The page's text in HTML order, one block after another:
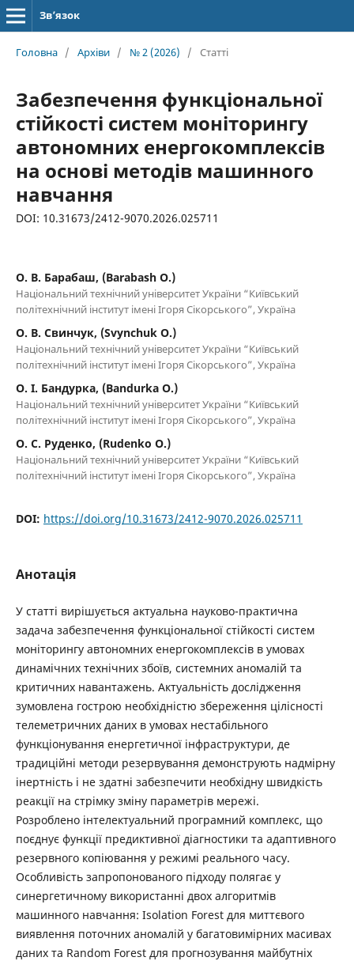
Зв’язок
Головна / Архіви / № 2 (2026) / Статті
Забезпечення функціональної
стійкості систем моніторингу
автономних енергокомплексів
на основі методів машинного
навчання
DOI: 10.31673/2412-9070.2026.025711
О. В. Барабаш, (Barabash O.)
Національний технічний університет України “Київський
політехнічний інститут імені Ігоря Сікорського”, Україна
О. В. Свинчук, (Svynchuk O.)
Національний технічний університет України “Київський
політехнічний інститут імені Ігоря Сікорського”, Україна
О. І. Бандурка, (Bandurka O.)
Національний технічний університет України “Київський
політехнічний інститут імені Ігоря Сікорського”, Україна
О. С. Руденко, (Rudenko O.)
Національний технічний університет України “Київський
політехнічний інститут імені Ігоря Сікорського”, Україна
DOI: https://doi.org/10.31673/2412-9070.2026.025711
Анотація
У статті вирішується актуальна науково-практична
задача забезпечення функціональної стійкості систем
моніторингу автономних енергокомплексів в умовах
динамічних технічних збоїв, системних аномалій та
критичних навантажень. Актуальність дослідження
зумовлена гострою необхідністю збереження цілісності
телеметричних даних в умовах нестабільного
функціонування енергетичної інфраструктури, де
традиційні методи резервування демонструють надмірну
інертність і не здатні забезпечити необхідну швидкість
реакції на стрімку зміну параметрів мережі.
Розроблено інтелектуальний програмний комплекс, що
поєднує функції предиктивної діагностики та адаптивного
резервного копіювання у режимі реального часу.
Особливість запропонованого підходу полягає у
синергетичному використанні двох алгоритмів
машинного навчання: Isolation Forest для миттєвого
виявлення поточних аномалій у багатовимірних масивах
даних та Random Forest для прогнозування майбутніх